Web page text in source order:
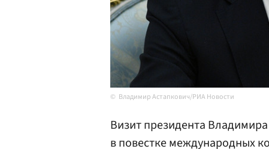
Владимир Астапкович/РИА Новости
Визит президента Владимира
в повестке международных